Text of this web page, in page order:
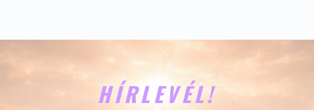
HÍRLEVÉL!